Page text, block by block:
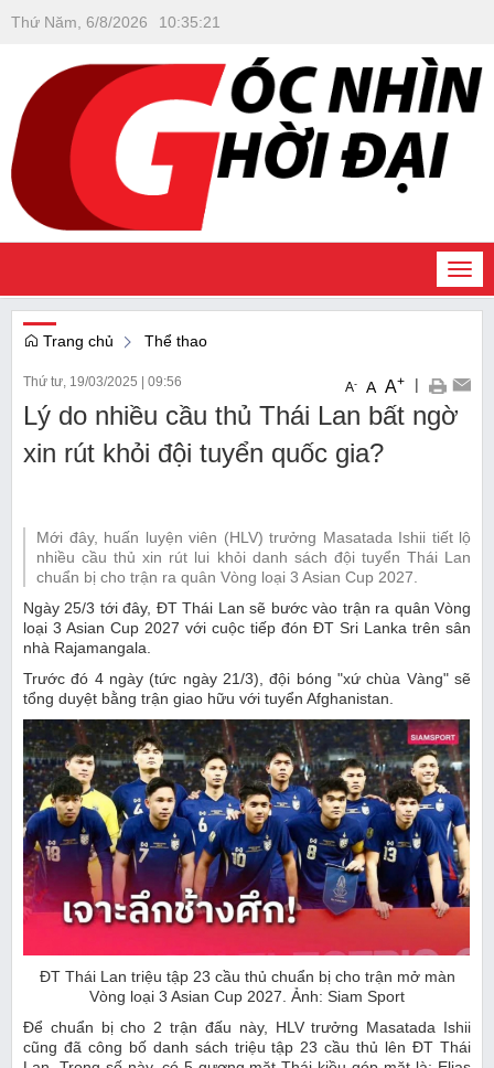
Thứ Năm, 6/8/2026 10:35:22
Trang chủ Thể thao
Thứ tư, 19/03/2025 09:56 A- A A+ |
Lý do nhiều cầu thủ Thái Lan bất ngờ
xin rút khỏi đội tuyển quốc gia?
Mới đây, huấn luyện viên (HLV) trưởng Masatada Ishii tiết lộ
nhiều cầu thủ xin rút lui khỏi danh sách đội tuyển Thái Lan
chuẩn bị cho trận ra quân Vòng loại 3 Asian Cup 2027.
Ngày 25/3 tới đây, ĐT Thái Lan sẽ bước vào trận ra quân Vòng
loại 3 Asian Cup 2027 với cuộc tiếp đón ĐT Sri Lanka trên sân
nhà Rajamangala.
Trước đó 4 ngày (tức ngày 21/3), đội bóng "xứ chùa Vàng" sẽ
tổng duyệt bằng trận giao hữu với tuyển Afghanistan.
ĐT Thái Lan triệu tập 23 cầu thủ chuẩn bị cho trận mở màn
Vòng loại 3 Asian Cup 2027. Ảnh: Siam Sport
Để chuẩn bị cho 2 trận đấu này, HLV trưởng Masatada Ishii
cũng đã công bố danh sách triệu tập 23 cầu thủ lên ĐT Thái